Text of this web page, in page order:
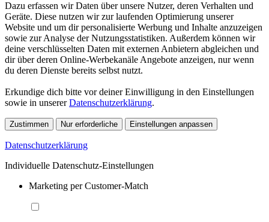
Dazu erfassen wir Daten über unsere Nutzer, deren Verhalten und
Geräte. Diese nutzen wir zur laufenden Optimierung unserer
Website und um dir personalisierte Werbung und Inhalte anzuzeigen
sowie zur Analyse der Nutzungsstatistiken. Außerdem können wir
deine verschlüsselten Daten mit externen Anbietern abgleichen und
dir über deren Online-Werbekanäle Angebote anzeigen, nur wenn
du deren Dienste bereits selbst nutzt.
Erkundige dich bitte vor deiner Einwilligung in den Einstellungen
sowie in unsererDatenschutzerklärung.
Zustimmen Nur erforderliche Einstellungen anpassen
Datenschutzerklärung
Individuelle Datenschutz-Einstellungen
Marketing per Customer-Match